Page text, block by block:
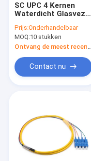
SC UPC 4 Kernen
Waterdicht Glasvezel
OS2 PE Zwart jasje
Prijs:Onderhandelbaar
MOQ:10 stukken
Contact nu